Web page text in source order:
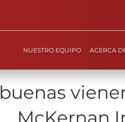
NUESTRO EQUIPO ACERCA